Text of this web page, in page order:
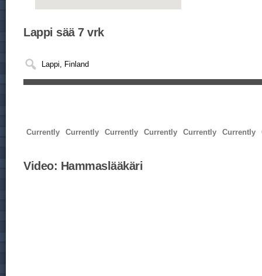
Lappi sää 7 vrk
Currently Currently Currently Currently Currently Currently
Video: Hammaslääkäri